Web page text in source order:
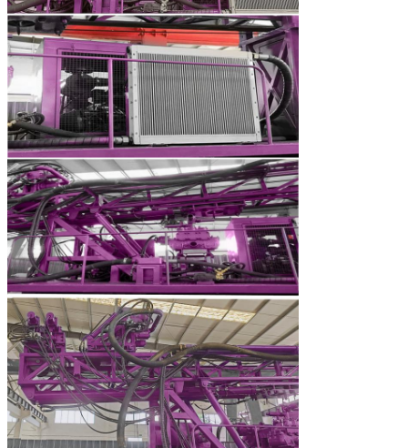
Laat een bericht achter
We bellen je snel terug!